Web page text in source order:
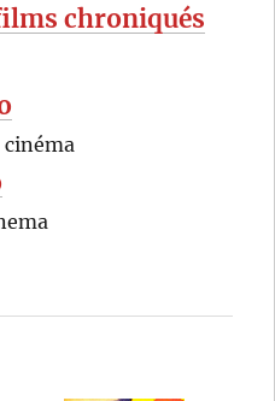
chroniqués
cinéma